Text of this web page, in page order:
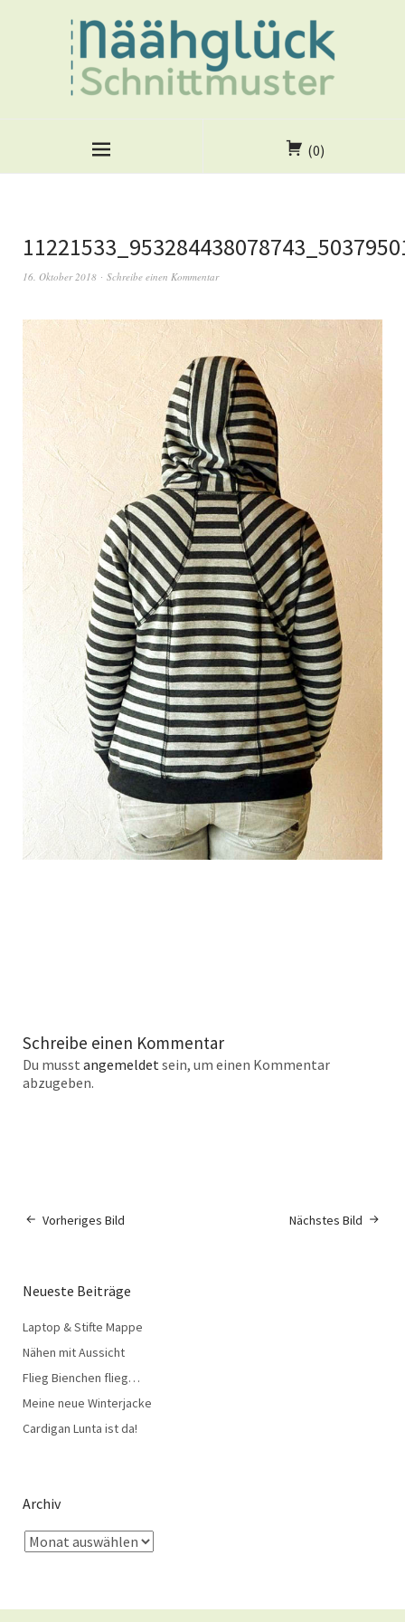
(0)
16. Oktober 2018 Schreibe einen Kommentar
Schreibe einen Kommentar
Du musst angemeldetsein, um einen Kommentar
abzugeben.
Nächstes Bild
Vorheriges Bild
Neueste Beiträge
Laptop & Stifte Mappe
Nähen mit Aussicht
Flieg Bienchen flieg…
Meine neue Winterjacke
Cardigan Lunta ist da!
Archiv